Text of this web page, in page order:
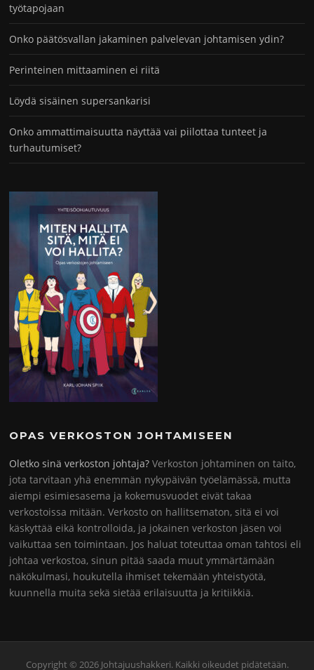
työtapojaan
Onko päätösvallan jakaminen palvelevan johtamisen ydin?
Perinteinen mittaaminen ei riitä
Löydä sisäinen supersankarisi
Onko ammattimaisuutta näyttää vai piilottaa tunteet ja
turhautumiset?
OPAS VERKOSTON JOHTAMISEEN
Oletko sinä verkoston johtaja? Verkoston johtaminen on taito,
jota tarvitaan yhä enemmän nykypäivän työelämässä, mutta
aiempi esimiesasema ja kokemusvuodet eivät takaa
verkostoissa mitään. Verkosto on hallitsematon, sitä ei voi
käskyttää eikä kontrolloida, ja jokainen verkoston jäsen voi
vaikuttaa sen toimintaan. Jos haluat toteuttaa oman tahtosi eli
johtaa verkostoa, sinun pitää saada muut ymmärtämään
näkökulmasi, houkutella ihmiset tekemään yhteistyötä,
kuunnella muita sekä sietää erilaisuutta ja kritiikkiä.
Copyright © 2026 Johtajuushakkeri. Kaikki oikeudet pidätetään.